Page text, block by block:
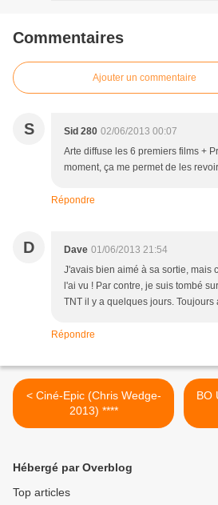
Commentaires
Ajouter un commentaire
S Sid 280 02/06/2013 00:07
Arte diffuse les 6 premiers films +
moment, ça me permet de les
Répondre
D Dave 01/06/2013 21:54
J'avais bien aimé à sa sortie, mais
l'ai vu ! Par contre, je suis tombé
TNT il y a quelques jours. Toujours
Répondre
< Ciné-Epic (Chris Wedge-
2013) ****
Hébergé par Overblog
Top articles